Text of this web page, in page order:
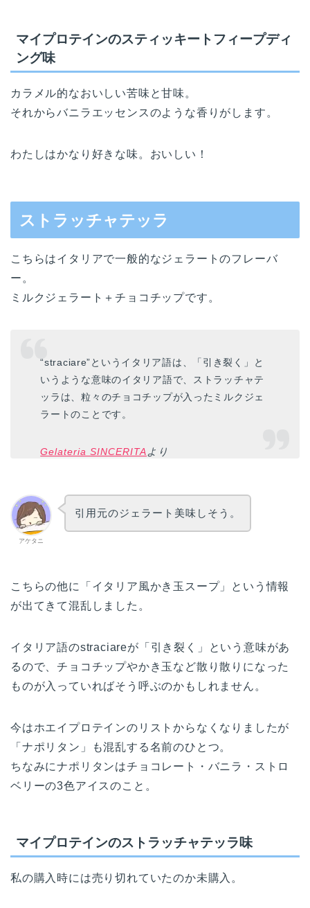
マイプロテインのスティッキートフィープディ
ング味
カラメル的なおいしい苦味と甘味。
それからバニラエッセンスのような香りがします。
わたしはかなり好きな味。おいしい！
ストラッチャテッラ
こちらはイタリアで一般的なジェラートのフレーバ
ー。
ミルクジェラート＋チョコチップです。
“straciare”というイタリア語は、「引き裂く」と
いうような意味のイタリア語で、ストラッチャテ
ッラは、粒々のチョコチップが入ったミルクジェ
ラートのことです。
Gelateria SINCERITAより
アケタニ
引用元のジェラート美味しそう。
こちらの他に「イタリア風かき玉スープ」という情報
が出てきて混乱しました。
イタリア語のstraciareが「引き裂く」という意味があ
るので、チョコチップやかき玉など散り散りになった
ものが入っていればそう呼ぶのかもしれません。
今はホエイプロテインのリストからなくなりましたが
「ナポリタン」も混乱する名前のひとつ。
ちなみにナポリタンはチョコレート・バニラ・ストロ
ベリーの3色アイスのこと。
マイプロテインのストラッチャテッラ味
私の購入時には売り切れていたのか未購入。